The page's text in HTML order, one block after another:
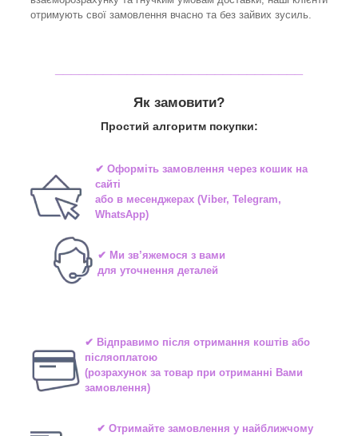
отримують свої замовлення вчасно та без зайвих зусиль.
Як замовити?
Простий алгоритм покупки:
✔ Оформіть замовлення через кошик на
сайті
або в месенджерах(Viber, Telegram,
WhatsApp)
✔ Ми зв’яжемося з вами
для уточнення деталей
✔ Відправимо після отримання коштів або
післяоплатою
(розрахунок за товар при отриманні Вами
замовлення)
✔ Отримайте замовлення у найближчому